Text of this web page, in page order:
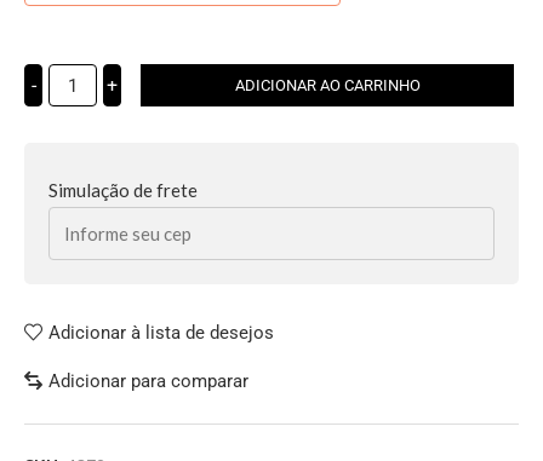
- + ADICIONAR AO CARRINHO
Simulação de frete
Adicionar à lista de desejos
Adicionar para comparar